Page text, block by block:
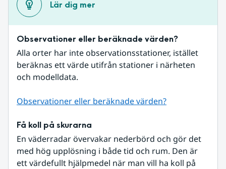
Lär dig mer
Observationer eller beräknade värden?
Alla orter har inte observationsstationer, istället
beräknas ett värde utifrån stationer i närheten
och modelldata.
Observationer eller beräknade värden?
Få koll på skurarna
En väderradar övervakar nederbörd och gör det
med hög upplösning i både tid och rum. Den är
ett värdefullt hjälpmedel när man vill ha koll på